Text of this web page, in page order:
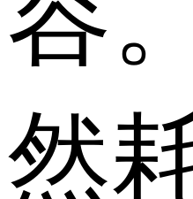
然